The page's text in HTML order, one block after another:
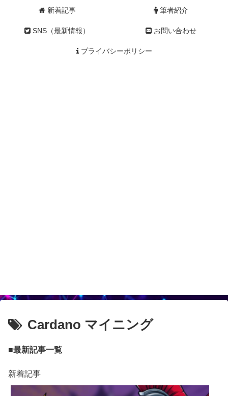
新着記事 筆者紹介
SNS（最新情報） お問い合わせ
プライバシーポリシー
Cardano マイニング
■最新記事一覧
新着記事